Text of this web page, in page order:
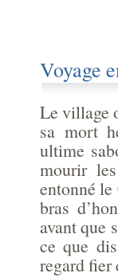
Voyage
Le village
sa mort
ultime
mourir
entonné le
bras
avant que
ce que
regard fier